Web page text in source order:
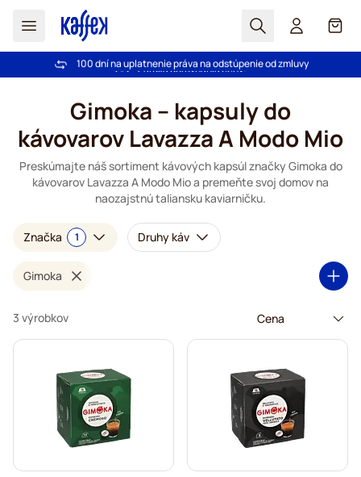
Hľadať Košík
Pri objednávke nad 49,00 € doprava zdarma
100 dní na uplatnenie práva na odstúpenie od zmluvy
Gimoka – kapsuly do
kávovarov Lavazza A Modo Mio
Preskúmajte náš sortiment kávových kapsúl značky Gimoka do
kávovarov Lavazza A Modo Mio a premeňte svoj domov na
naozajstnú taliansku kaviarničku.
Značka 1 Druhy káv
Gimoka
3 výrobkov